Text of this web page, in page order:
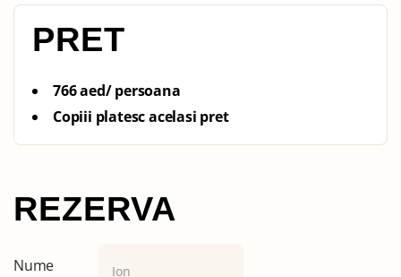
PRET
766 aed/ persoana
Copiii platesc acelasi pret
REZERVA
Nume